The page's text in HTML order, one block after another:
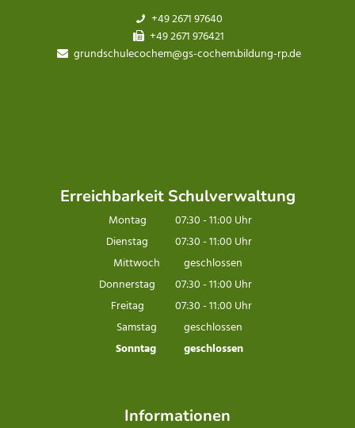
+49 2671 97640
+49 2671 976421
grundschulecochem@gs-cochem.bildung-rp.de
Erreichbarkeit Schulverwaltung
Montag 07:30-11:00 Uhr
Von 07:30 bis 11:00 Uhr
Dienstag 07:30-11:00 Uhr
Von 07:30 bis 11:00 Uhr
Mittwoch
geschlossen
Donnerstag
07:30-11:00 Uhr
Von 07:30 bis 11:00 Uhr
Freitag 07:30-11:00 Uhr
Von 07:30 bis 11:00 Uhr
Samstag
geschlossen
Sonntag
geschlossen
Informationen